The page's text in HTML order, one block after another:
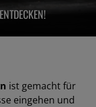
ist gemacht für
eingehen und